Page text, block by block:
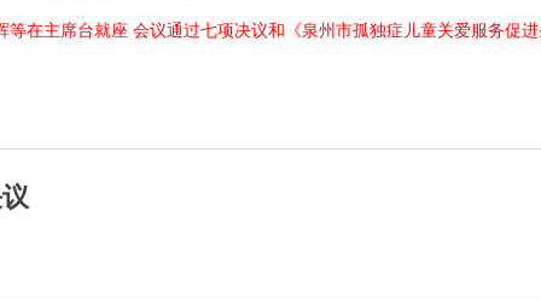
等在主席台就座 会议通过七项决议和《泉州市孤独症儿童关爱服务促